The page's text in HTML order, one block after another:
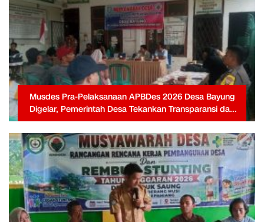
Musdes Pra-Pelaksanaan APBDes 2026 Desa Bayung
Digelar, Pemerintah Desa Tekankan Transparansi dan
Partisipasi Warga